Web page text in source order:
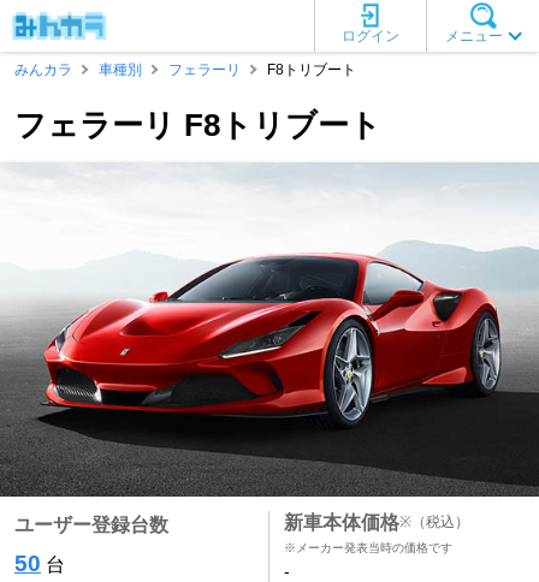
メニュー
ログイン
みんカラ
車種別 フェラーリ F8トリブート
フェラーリ F8トリブート
ユーザー登録台数
50 台
新車本体価格※ （税込）
※メーカー発表当時の価格です
-